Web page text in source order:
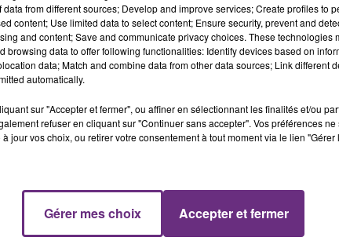
19h00 - 19h15
LA POP MACHINE - CHAMPAGNE FM
à déterminer.
19h15 - 20h00
LA RADIO POP
from different sources; Develop and improve services; Create profiles to
content; Use limited data to select content; Ensure security, prevent and
and content; Save and communicate privacy choices. These technologies
browsing data to offer following functionalities: Identify devices based on
data; Match and combine data from other data sources; Link different
automatically.
sur "Accepter et fermer", ou affiner en sélectionnant les finalités et/ou
refuser en cliquant sur "Continuer sans accepter". Vos préférences
jour vos choix, ou retirer votre consentement à tout moment via le lien
Gérer mes choix Accepter et fermer